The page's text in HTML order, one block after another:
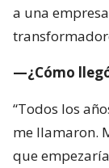
a una
—¿Cómo
“Todos los
me llamaron.
que